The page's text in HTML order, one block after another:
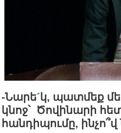
-Նարե´կ, պատմեք
կնոջ՝ Ծովինարի
հանդիպումը, ինչո՞վ